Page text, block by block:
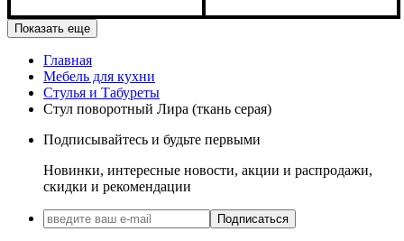
Ширина: 44 см
Высота: 94 см
Глубина: 47 см
Ширина: 39 см
Показать еще
Главная
Мебель для кухни
Стулья и Табуреты
Стул поворотный Лира (ткань серая)
Подписывайтесь и будьте первыми
Новинки, интересные новости, акции и распродажи,
скидки и рекомендации
Подписаться